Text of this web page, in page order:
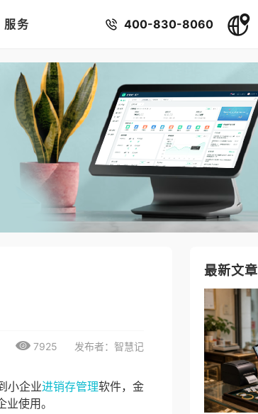
服务 400-830-8060
7925 发布者：智慧记
小企业进销存管理软件，金
使用。
最新文章